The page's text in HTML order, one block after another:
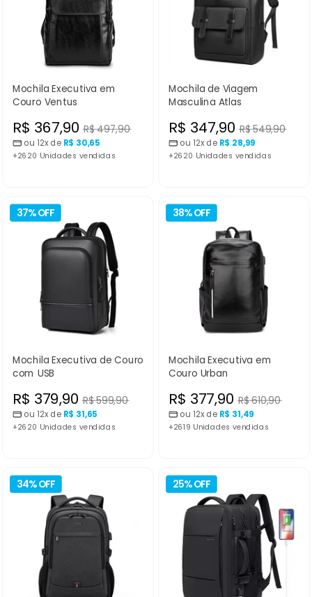
Mochila Executiva em
Couro Ventus
Preço
normal
R$ 497,90
Preço
promocional
R$ 367,90
ou 12x de R$ 30,65
+2620 Unidades vendidas
Mochila de Viagem
Masculina Atlas
Preço
normal
R$ 549,90
Preço
promocional
R$ 347,90
ou 12x de R$ 28,99
+2620 Unidades vendidas
37% OFF
Mochila Executiva de Couro
com USB
Preço
normal
R$ 599,90
Preço
promocional
R$ 379,90
ou 12x de R$ 31,65
+2620 Unidades vendidas
38% OFF
Mochila Executiva em
Couro Urban
Preço
normal
R$ 610,90
Preço
promocional
R$ 377,90
ou 12x de R$ 31,49
+2619 Unidades vendidas
34% OFF 25% OFF